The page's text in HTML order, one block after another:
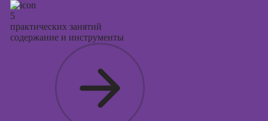
5
практических занятий
содержание и инструменты